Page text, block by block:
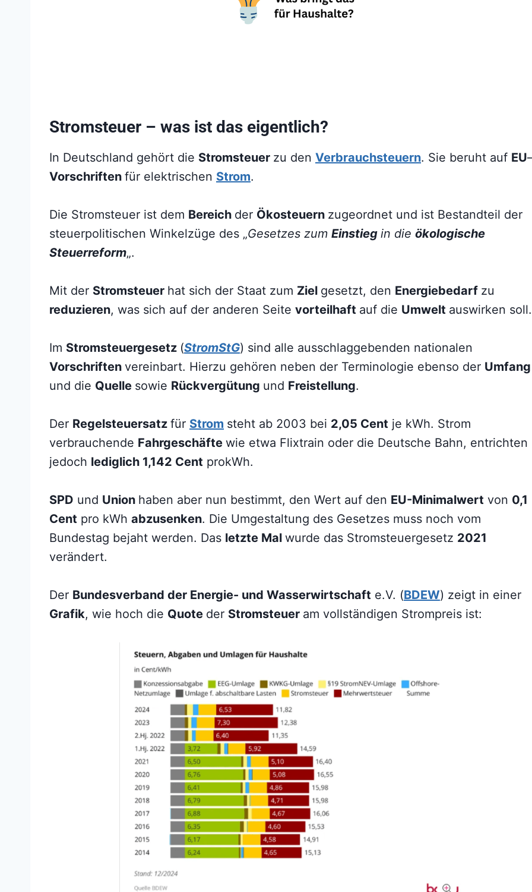
Stromsteuer – was ist das eigentlich?
In Deutschland gehört die Stromsteuer zu den Verbrauchsteuern. Sie beruht auf EU
Vorschriften für elektrischen Strom.
Die Stromsteuer ist dem Bereich der Ökosteuern zugeordnet und ist Bestandteil der
steuerpolitischen Winkelzüge des „Gesetzes zum Einstieg in die ökologische
Steuerreform„.
Mit der Stromsteuer hat sich der Staat zum Ziel gesetzt, den Energiebedarf zu
reduzieren, was sich auf der anderen Seite vorteilhaft auf die Umwelt auswirken soll.
Im Stromsteuergesetz (StromStG) sind alle ausschlaggebenden nationalen
Vorschriften vereinbart. Hierzu gehören neben der Terminologie ebenso der Umfang
und die Quelle sowie Rückvergütung und Freistellung.
Der Regelsteuersatz für Strom steht ab 2003 bei 2,05 Cent je kWh. Strom
verbrauchende Fahrgeschäfte wie etwa Flixtrain oder die Deutsche Bahn, entrichten
jedoch lediglich 1,142 Cent prokWh.
SPD und Union haben aber nun bestimmt, den Wert auf den EU-Minimalwert von 0,1
Cent pro kWh abzusenken. Die Umgestaltung des Gesetzes muss noch vom
Bundestag bejaht werden. Das letzte Mal wurde das Stromsteuergesetz 2021
verändert.
Der Bundesverband der Energie- und Wasserwirtschaft e.V. (BDEW) zeigt in einer
Grafik, wie hoch die Quote der Stromsteuer am vollständigen Strompreis ist: